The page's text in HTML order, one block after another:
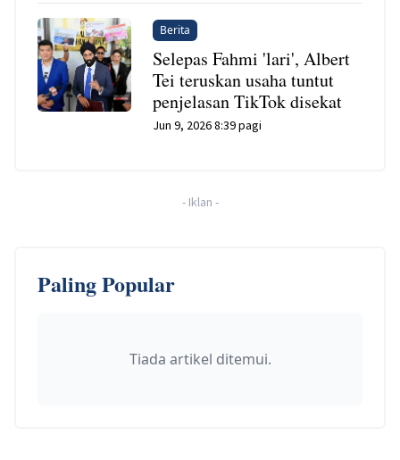
Berita
Selepas Fahmi 'lari', Albert
Tei teruskan usaha tuntut
penjelasan TikTok disekat
Jun 9, 2026 8:39 pagi
- Iklan -
Paling Popular
Tiada artikel ditemui.